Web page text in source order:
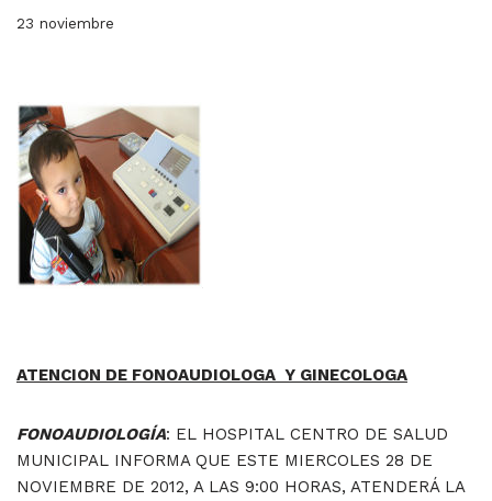
23 noviembre
ATENCION DE FONOAUDIOLOGA Y GINECOLOGA
FONOAUDIOLOGÍA: EL HOSPITAL CENTRO DE SALUD
MUNICIPAL INFORMA QUE ESTE MIERCOLES 28 DE
NOVIEMBRE DE 2012, A LAS 9:00 HORAS, ATENDERÁ LA